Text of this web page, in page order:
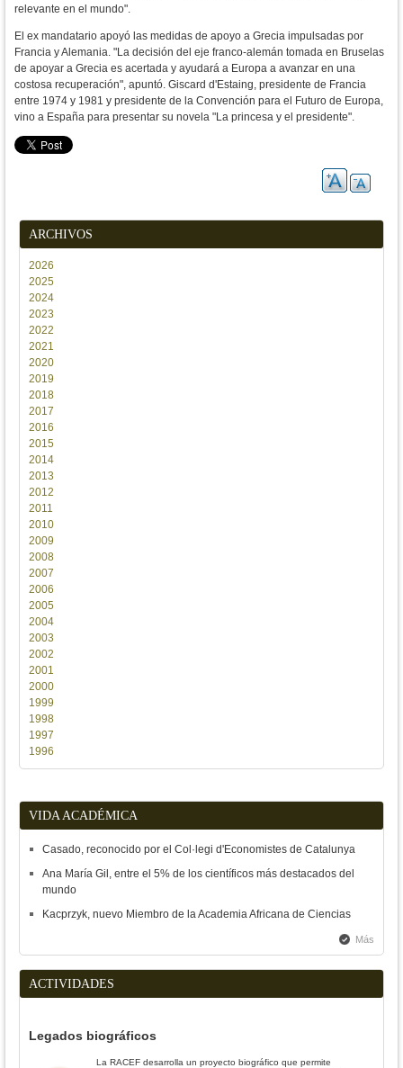
relevante en el mundo".
El ex mandatario apoyó las medidas de apoyo a Grecia impulsadas por
Francia y Alemania. "La decisión del eje franco-alemán tomada en Bruselas
de apoyar a Grecia es acertada y ayudará a Europa a avanzar en una
costosa recuperación", apuntó. Giscard d'Estaing, presidente de Francia
entre 1974 y 1981 y presidente de la Convención para el Futuro de Europa,
vino a España para presentar su novela "La princesa y el presidente".
ARCHIVOS
2026
2025
2024
2023
2022
2021
2020
2019
2018
2017
2016
2015
2014
2013
2012
2011
2010
2009
2008
2007
2006
2005
2004
2003
2002
2001
2000
1999
1998
1997
1996
VIDA ACADÉMICA
Casado, reconocido por el Col·legi d'Economistes de Catalunya
Ana María Gil, entre el 5% de los científicos más destacados del
mundo
Kacprzyk, nuevo Miembro de la Academia Africana de Ciencias
Más
ACTIVIDADES
Legados biográficos
La RACEF desarrolla un proyecto biográfico que permite